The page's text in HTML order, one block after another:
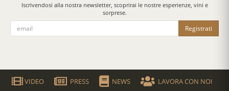
Iscrivendosi alla nostra newsletter, scoprirai le nostre esperienze, vini e
sorprese.
Registrati
VIDEO PRESS NEWS LAVORA CON NOI